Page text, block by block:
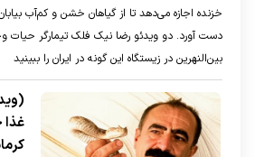
خزنده اجازه می‌دهد تا از گیاهان خشن و کم‌آب
دست آورد. دو ویدئو رضا نیک فلک تیمارگر حیات
بین‌النهرین در زیستگاه این گونه در ایران را ببینید